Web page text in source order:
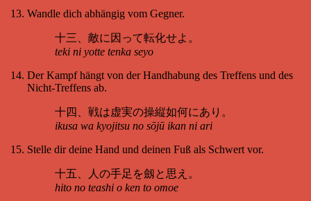
Wandle dich abhängig vom Gegner.
十三、敵に因って転化せよ。
teki ni yotte tenka seyo
Der Kampf hängt von der Handhabung des Treffens und des
Nicht-Treffens ab.
十四、戦は虚実の操縦如何にあり。
ikusa wa kyojitsu no sōjū ikan ni ari
Stelle dir deine Hand und deinen Fuß als Schwert vor.
十五、人の手足を劔と思え。
hito no teashi o ken to omoe